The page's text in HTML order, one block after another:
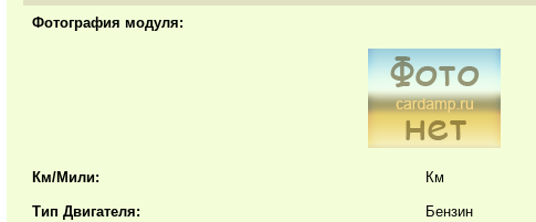
Фотография модуля:
Км/Мили: Км
Тип Двигателя: Бензин